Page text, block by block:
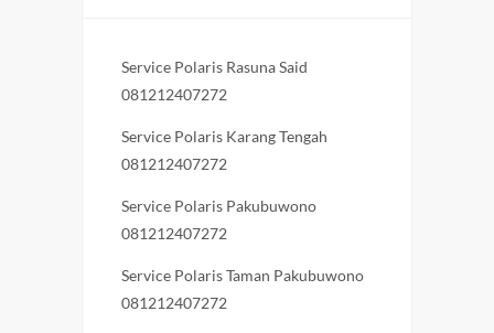
Service Polaris Rasuna Said
081212407272
Service Polaris Karang Tengah
081212407272
Service Polaris Pakubuwono
081212407272
Service Polaris Taman Pakubuwono
081212407272